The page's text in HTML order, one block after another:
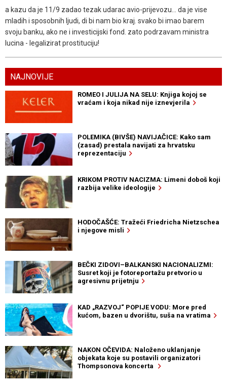
a kazu da je 11/9 zadao tezak udarac avio-prijevozu... da je vise
mladih i sposobnih ljudi, di bi nam bio kraj. svako bi imao barem
svoju banku, ako ne i investicijski fond. zato podrzavam ministra
lucina - legalizirat prostituciju!
NAJNOVIJE
ROMEO I JULIJA NA SELU: Knjiga kojoj se
vraćam i koja nikad nije iznevjerila
POLEMIKA (BIVŠE) NAVIJAČICE: Kako sam
(zasad) prestala navijati za hrvatsku
reprezentaciju
KRIKOM PROTIV NACIZMA: Limeni doboš koji
razbija velike ideologije
HODOČAŠĆE: Tražeći Friedricha Nietzschea
i njegove misli
BEČKI ZIDOVI–BALKANSKI NACIONALIZMI:
Susret koji je fotoreportažu pretvorio u
agresivnu prijetnju
KAD „RAZVOJ“ POPIJE VODU: More pred
kućom, bazen u dvorištu, suša na vratima
NAKON OČEVIDA: Naloženo uklanjanje
objekata koje su postavili organizatori
Thompsonova koncerta